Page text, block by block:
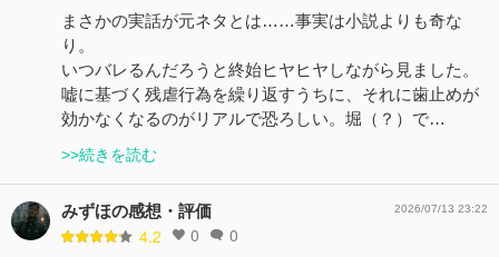
まさかの実話が元ネタとは……事実は小説よりも奇な
り。
いつバレるんだろうと終始ヒヤヒヤしながら見ました。
嘘に基づく残虐行為を繰り返すうちに、それに歯止めが
効かなくなるのがリアルで恐ろしい。堀（？）で…
>>続きを読む
みずほの感想・評価
4.2 0 0
2026/07/13 23:22